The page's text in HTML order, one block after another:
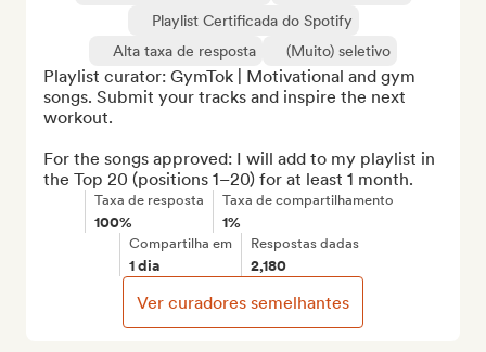
Playlist Certificada do Spotify
Alta taxa de resposta
(Muito) seletivo
Playlist curator: GymTok | Motivational and gym
songs. Submit your tracks and inspire the next
workout.
For the songs approved: I will add to my playlist in
the Top 20 (positions 1–20) for at least 1 month.
Taxa de resposta
100%
Taxa de compartilhamento
1%
Compartilha em
1 dia
Respostas dadas
2,180
Ver curadores semelhantes